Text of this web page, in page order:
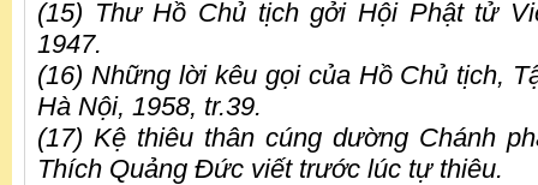
(15) Thư Hồ Chủ tịch gởi Hội Phật tử
1947.
(16) Những lời kêu gọi của Hồ Chủ tịch,
Hà Nội, 1958, tr.39.
(17) Kệ thiêu thân cúng dường Chánh
Thích Quảng Đức viết trước lúc tự thiêu.